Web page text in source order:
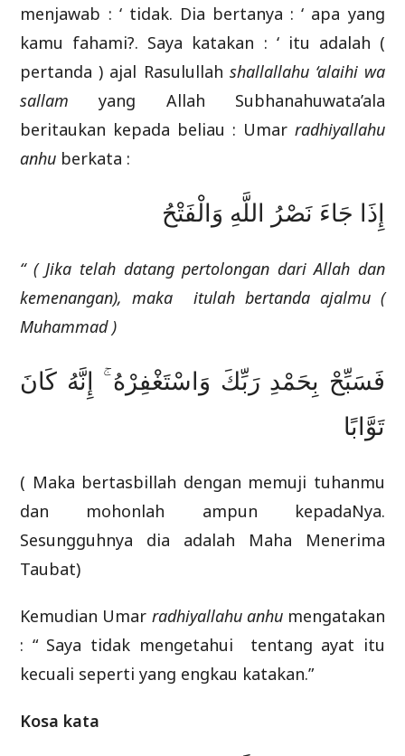
menjawab : ‘ tidak. Dia bertanya : ‘ apa yang
kamu fahami?. Saya katakan : ‘ itu adalah (
pertanda ) ajal Rasulullah shallallahu ‘alaihi wa
sallam yang Allah Subhanahuwata’ala
beritaukan kepada beliau : Umar radhiyallahu
anhu berkata :
إِذَا جَاءَ نَصْرُ اللَّهِ وَالْفَتْحُ
“ ( Jika telah datang pertolongan dari Allah dan
kemenangan), maka itulah bertanda ajalmu (
Muhammad )
فَسَبِّحْ بِحَمْدِ رَبِّكَ وَاسْتَغْفِرْهُ ۚ إِنَّهُ كَانَ
تَوَّابًا
( Maka bertasbillah dengan memuji tuhanmu
dan mohonlah ampun kepadaNya.
Sesungguhnya dia adalah Maha Menerima
Taubat)
Kemudian Umar radhiyallahu anhumengatakan
: “ Saya tidak mengetahui tentang ayat itu
kecuali seperti yang engkau katakan.”
Kosa kata